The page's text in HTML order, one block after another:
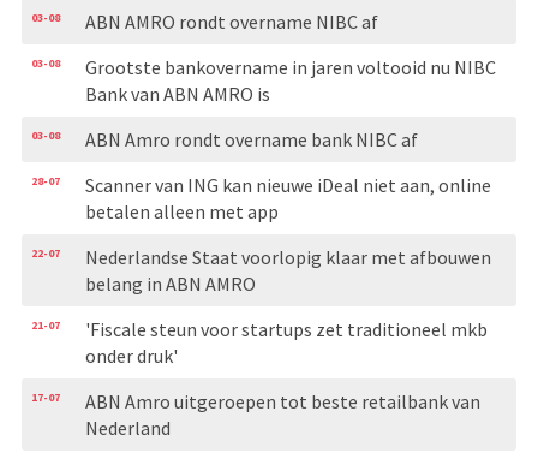
03-08 ABN AMRO rondt overname NIBC af
03-08
Grootste bankovername in jaren voltooid nu NIBC
Bank van ABN AMRO is
03-08 ABN Amro rondt overname bank NIBC af
28-07
Scanner van ING kan nieuwe iDeal niet aan, online
betalen alleen met app
22-07
Nederlandse Staat voorlopig klaar met afbouwen
belang in ABN AMRO
21-07
'Fiscale steun voor startups zet traditioneel mkb
onder druk'
17-07
ABN Amro uitgeroepen tot beste retailbank van
Nederland